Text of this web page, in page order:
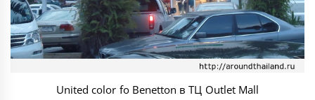
United color fo Benetton в ТЦ Outlet Mall